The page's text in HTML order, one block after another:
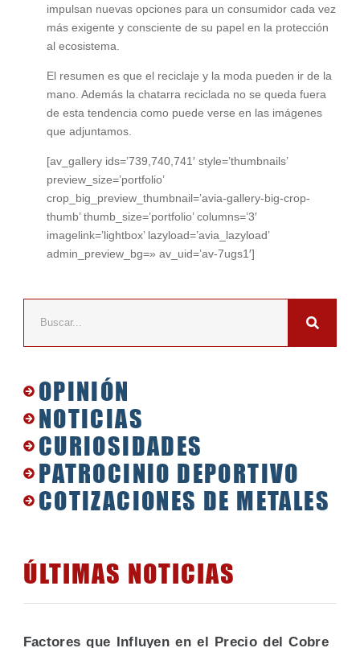
OPINIÓN
NOTICIAS
CURIOSIDADES
PATROCINIO DEPORTIVO
COTIZACIONES DE METALES
ÚLTIMAS NOTICIAS
Factores que Influyen en el Precio del Cobre
impulsan nuevas opciones para un consumidor cada vez
más exigente y consciente de su papel en la protección
al ecosistema.
El resumen es que el reciclaje y la moda pueden ir de la
mano. Además la chatarra reciclada no se queda fuera
de esta tendencia como puede verse en las imágenes
que adjuntamos.
[av_gallery ids=’739,740,741′ style=’thumbnails’
preview_size=’portfolio’
crop_big_preview_thumbnail=’avia-gallery-big-crop-
thumb’ thumb_size=’portfolio’ columns=’3′
imagelink=’lightbox’ lazyload=’avia_lazyload’
admin_preview_bg=» av_uid=’av-7ugs1′]